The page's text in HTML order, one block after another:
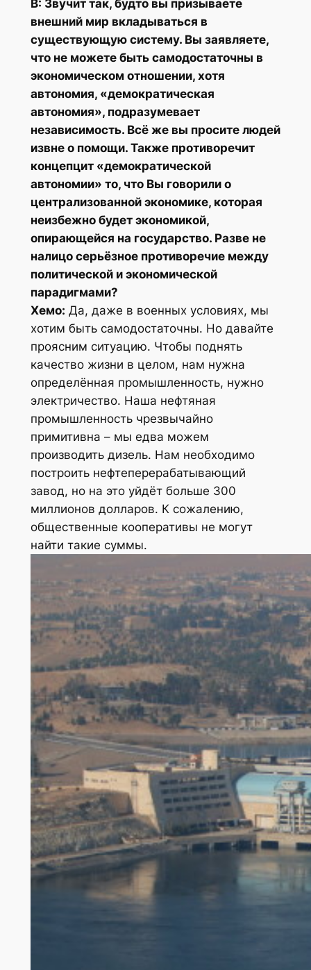
В: Звучит так, будто вы призываете
внешний мир вкладываться в
существующую систему. Вы заявляете,
что не можете быть самодостаточны в
экономическом отношении, хотя
автономия, «демократическая
автономия», подразумевает
независимость. Всё же вы просите людей
извне о помощи. Также противоречит
концепцит «демократической
автономии» то, что Вы говорили о
централизованной экономике, которая
неизбежно будет экономикой,
опирающейся на государство. Разве не
налицо серьёзное противоречие между
политической и экономической
парадигмами?
Хемо: Да, даже в военных условиях, мы
хотим быть самодостаточны. Но давайте
проясним ситуацию. Чтобы поднять
качество жизни в целом, нам нужна
определённая промышленность, нужно
электричество. Наша нефтяная
промышленность чрезвычайно
примитивна – мы едва можем
производить дизель. Нам необходимо
построить нефтеперерабатывающий
завод, но на это уйдёт больше 300
миллионов долларов. К сожалению,
общественные кооперативы не могут
найти такие суммы.